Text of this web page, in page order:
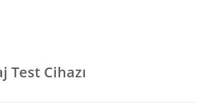
Test Cihazı